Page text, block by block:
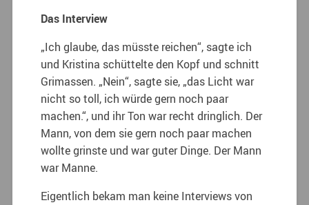
Das Interview
„Ich glaube, das müsste reichen“, sagte ich
und Kristina schüttelte den Kopf und schnitt
Grimassen. „Nein“, sagte sie, „das Licht war
nicht so toll, ich würde gern noch paar
machen.“, und ihr Ton war recht dringlich. Der
Mann, von dem sie gern noch paar machen
wollte grinste und war guter Dinge. Der Mann
war Manne.
Eigentlich bekam man keine Interviews von